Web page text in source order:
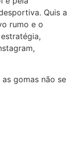
Quis a
rumo e o
gomas não se